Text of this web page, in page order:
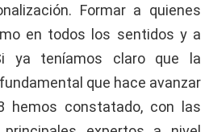
Formar a quienes
en todos los sentidos y a
ya teníamos claro que la
que hace avanzar
hemos constatado, con las